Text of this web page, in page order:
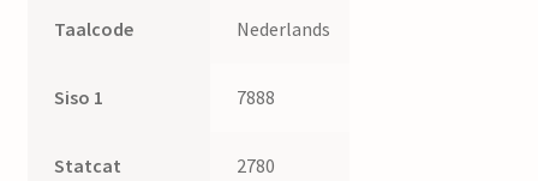
Taalcode Nederlands
Siso 1 7888
Statcat 2780